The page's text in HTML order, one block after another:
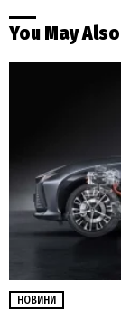
You May
НОВИНИ